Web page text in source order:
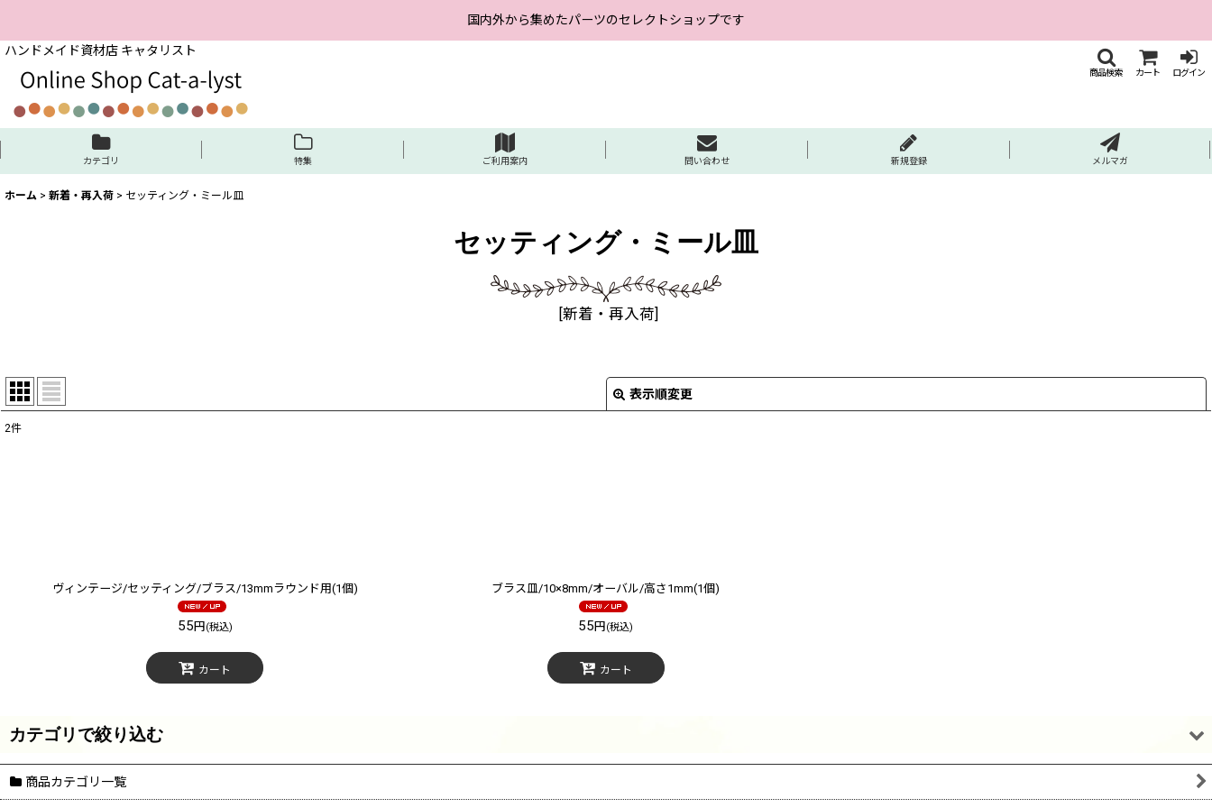
国内外から集めたパーツのセレクトショップです
ハンドメイド資材店 キャタリスト
商品検索 カート ログイン
カテゴリ 特集 ご利用案内 問い合わせ 新規登録 メルマガ
ホーム > 新着・再入荷 > セッティング・ミール皿
セッティング・ミール皿
[新着・再入荷]
表示順変更
絞り込む
2件
ヴィンテージ/セッティング/ブラス/13mmラウンド用(1個)
55 円 (税込)
カート
ブラス皿/10×8mm/オーバル/高さ1mm(1個)
55円 (税込)
カート
カテゴリで絞り込む
セッティング・ミール皿 (全商品)
商品カテゴリ一覧